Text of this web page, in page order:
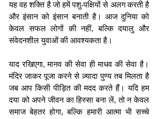
यह वह शक्ति है जो हमें पशु-पक्षियों से अलग करती है
और इंसान को इंसान बनाती है। आज दुनिया को
केवल सफल लोगों की नहीं, बल्कि दयालु और
संवेदनशील युवाओं की आवश्यकता है।
याद रखिएगा, मानव की सेवा ही माधव की सेवा है।
मंदिर जाकर पूजा करने से ज़्यादा पुण्य तब मिलता है
जब आप किसी पीड़ित की मदद करते हैं। यदि हम
दया को अपने जीवन का हिस्सा बना लें, तो न केवल
समाज बेहतर होगा, बल्कि हमारी आत्मा भी सच्चे